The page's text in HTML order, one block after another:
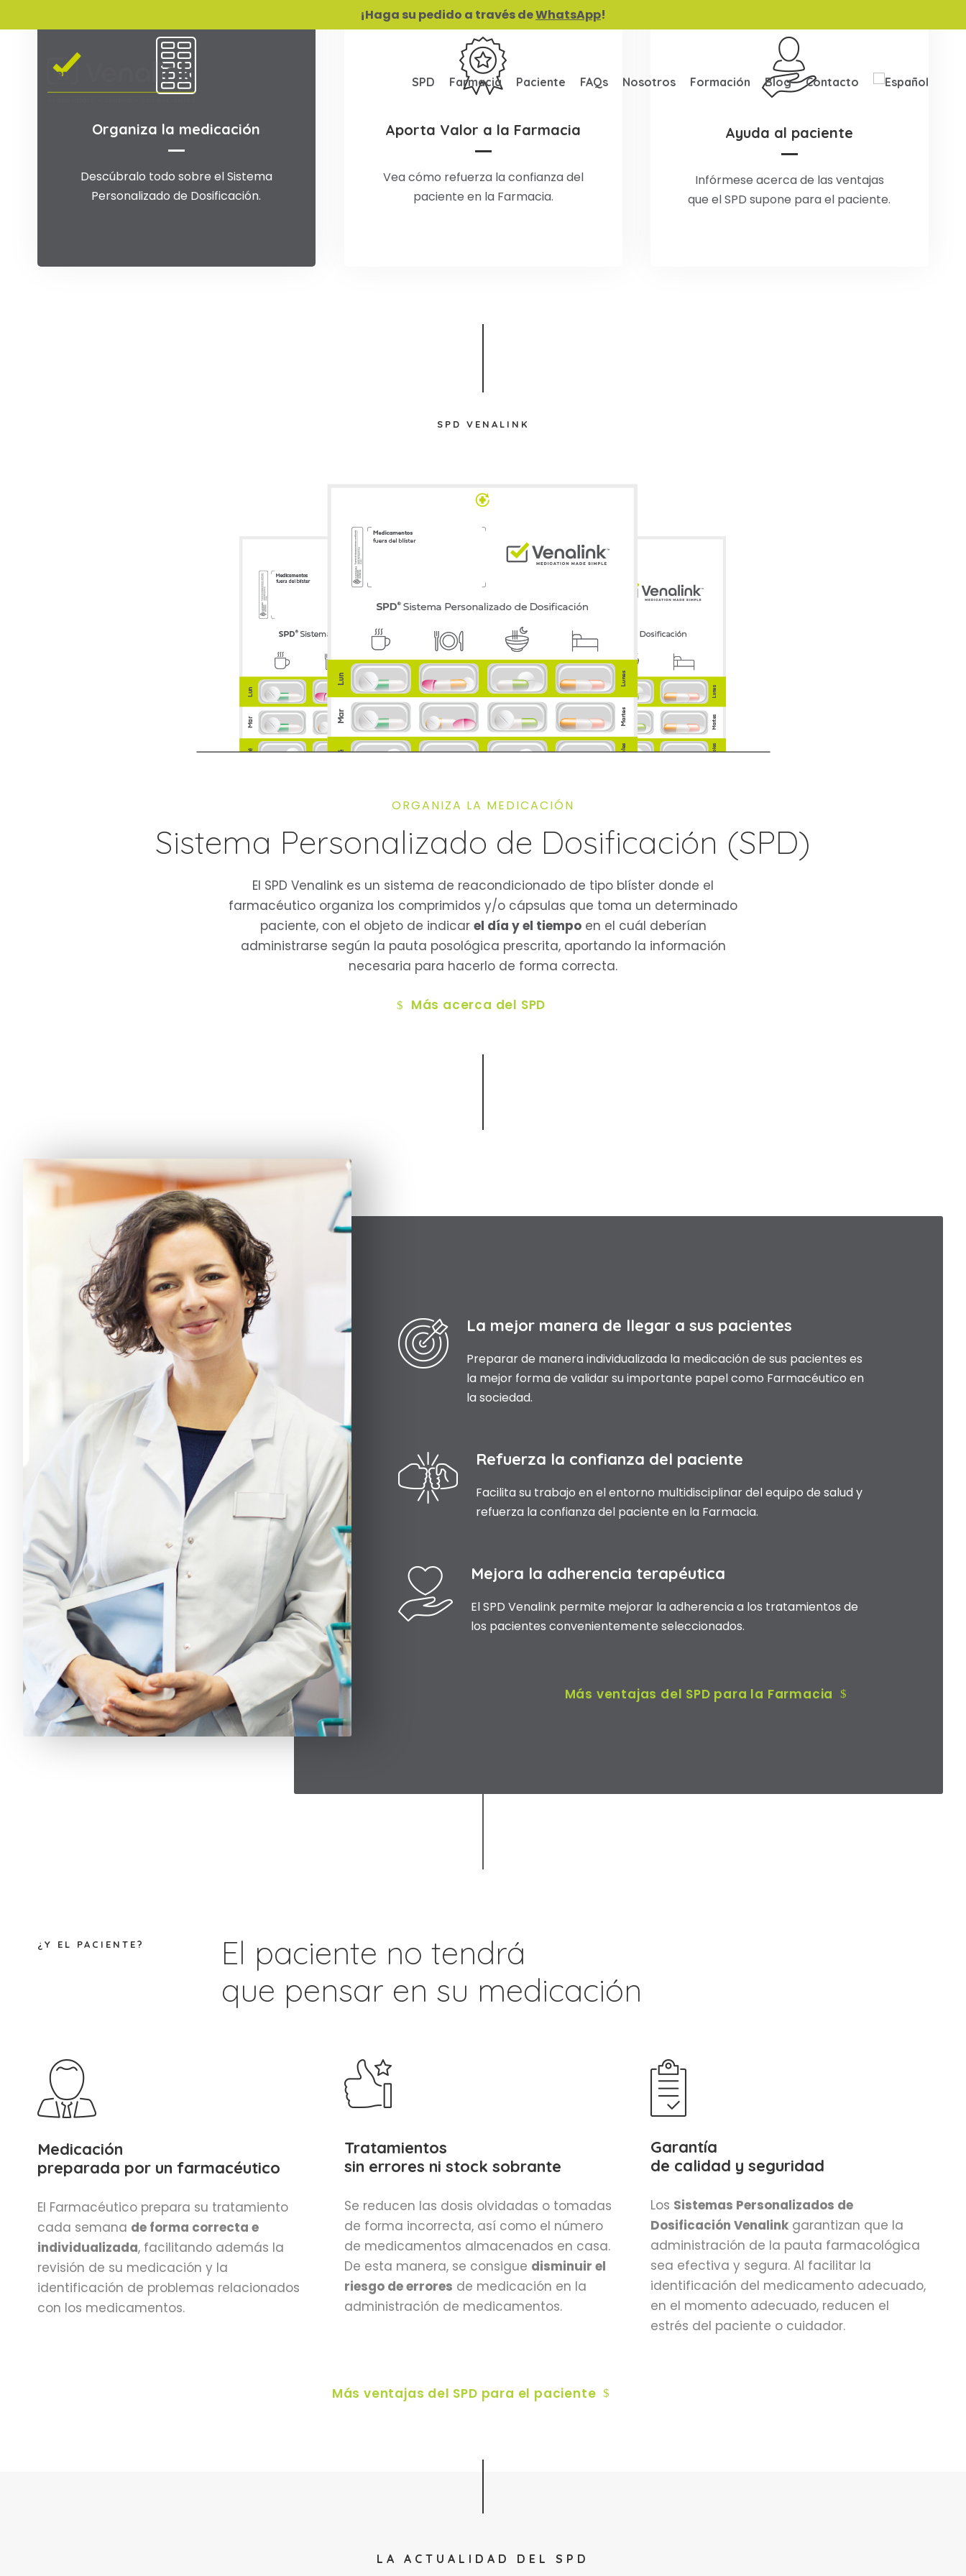
¡Haga su pedido a través deWhatsApp!
SPD Farmacia Paciente FAQs Nosotros Formación Blog Contacto
Organiza la medicación
Descúbralo todo sobre el Sistema
Personalizado de Dosificación.
Organiza la medicación
La mejor forma de reacondicionar y
organizar los medicamentos.
Aporta Valor a la Farmacia
Vea cómo refuerza la confianza del
paciente en la Farmacia.
Aporta Valor a la Farmacia
La mejor forma de reacondicionar y
organizar los medicamentos.
Ayuda al paciente
Infórmese acerca de las ventajas
que el SPD supone para el paciente.
Ayuda al paciente
La mejor forma de reacondicionar y
organizar los medicamentos.
SPD VENALINK
ORGANIZA LA MEDICACIÓN
Sistema Personalizado de Dosificación (SPD)
El SPD Venalink es un sistema de reacondicionado de tipo blíster donde el
farmacéutico organiza los comprimidos y/o cápsulas que toma un determinado
paciente, con el objeto de indicar el día y el tiempoen el cuál deberían
administrarse según la pauta posológica prescrita, aportando la información
necesaria para hacerlo de forma correcta.
Más acerca del SPD
La mejor manera de llegar a sus pacientes
Preparar de manera individualizada la medicación de sus pacientes es
la mejor forma de validar su importante papel como Farmacéutico en
la sociedad.
Refuerza la confianza del paciente
Facilita su trabajo en el entorno multidisciplinar del equipo de salud y
refuerza la confianza del paciente en la Farmacia.
Mejora la adherencia terapéutica
El SPD Venalink permite mejorar la adherencia a los tratamientos de
los pacientes convenientemente seleccionados.
Más ventajas del SPD para la Farmacia
¿Y EL PACIENTE?
El paciente no tendrá
que pensar en su medicación
Medicación
preparada por un farmacéutico
El Farmacéutico prepara su tratamiento
cada semana de forma correcta e
individualizada, facilitando además la
revisión de su medicación y la
identificación de problemas relacionados
con los medicamentos.
Tratamientos
sin errores ni stock sobrante
Se reducen las dosis olvidadas o tomadas
de forma incorrecta, así como el número
de medicamentos almacenados en casa.
De esta manera, se consigue disminuir el
riesgo de errores de medicación en la
administración de medicamentos.
Garantía
de calidad y seguridad
Los Sistemas Personalizados de
Dosificación Venalink garantizan que la
administración de la pauta farmacológica
sea efectiva y segura. Al facilitar la
identificación del medicamento adecuado,
en el momento adecuado, reducen el
estrés del paciente o cuidador.
Más ventajas del SPD para el paciente
LA ACTUALIDAD DEL SPD